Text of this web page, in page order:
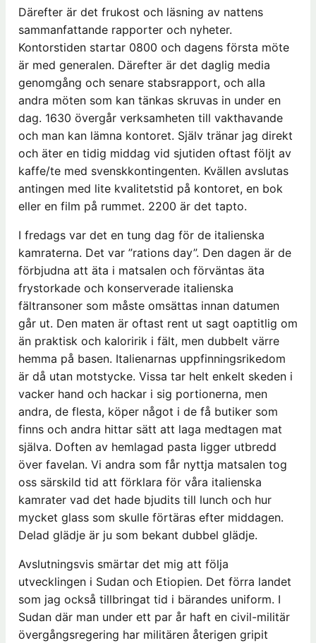
Därefter är det frukost och läsning av nattens
sammanfattande rapporter och nyheter.
Kontorstiden startar 0800 och dagens första möte
är med generalen. Därefter är det daglig media
genomgång och senare stabsrapport, och alla
andra möten som kan tänkas skruvas in under en
dag. 1630 övergår verksamheten till vakthavande
och man kan lämna kontoret. Själv tränar jag direkt
och äter en tidig middag vid sjutiden oftast följt av
kaffe/te med svenskkontingenten. Kvällen avslutas
antingen med lite kvalitetstid på kontoret, en bok
eller en film på rummet. 2200 är det tapto.
I fredags var det en tung dag för de italienska
kamraterna. Det var ”rations day”. Den dagen är de
förbjudna att äta i matsalen och förväntas äta
frystorkade och konserverade italienska
fältransoner som måste omsättas innan datumen
går ut. Den maten är oftast rent ut sagt oaptitlig om
än praktisk och kaloririk i fält, men dubbelt värre
hemma på basen. Italienarnas uppfinningsrikedom
är då utan motstycke. Vissa tar helt enkelt skeden i
vacker hand och hackar i sig portionerna, men
andra, de flesta, köper något i de få butiker som
finns och andra hittar sätt att laga medtagen mat
själva. Doften av hemlagad pasta ligger utbredd
över favelan. Vi andra som får nyttja matsalen tog
oss särskild tid att förklara för våra italienska
kamrater vad det hade bjudits till lunch och hur
mycket glass som skulle förtäras efter middagen.
Delad glädje är ju som bekant dubbel glädje.
Avslutningsvis smärtar det mig att följa
utvecklingen i Sudan och Etiopien. Det förra landet
som jag också tillbringat tid i bärandes uniform. I
Sudan där man under ett par år haft en civil-militär
övergångsregering har militären återigen gripit